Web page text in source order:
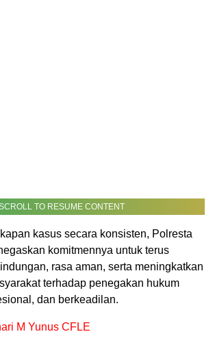
TO RESUME CONTENT
kasus secara konsisten, Polresta
komitmennya untuk terus
rasa aman, serta meningkatkan
terhadap penegakan hukum
dan berkeadilan.
M Yunus CFLE